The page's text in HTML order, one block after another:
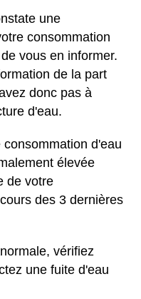
une
consommation
vous en informer.
de la part
donc pas à
d'eau.
d'eau
élevée
de votre
des 3 dernières
vérifiez
une fuite d'eau